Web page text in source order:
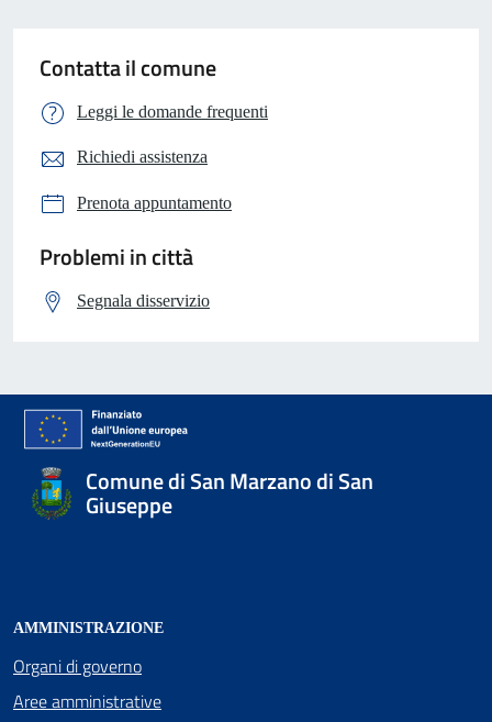
Contatta il comune
Leggi le domande frequenti
Richiedi assistenza
Prenota appuntamento
Problemi in città
Segnala disservizio
Comune di San Marzano di San
Giuseppe
AMMINISTRAZIONE
Organi di governo
Aree amministrative